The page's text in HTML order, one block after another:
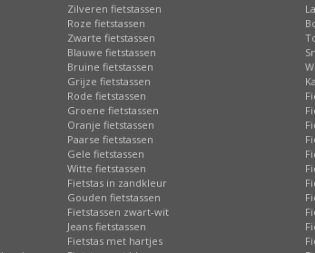
Zilveren fietstassen
Roze fietstassen
Zwarte fietstassen
Blauwe fietstassen
Bruine fietstassen
Grijze fietstassen
Rode fietstassen
Groene fietstassen
Oranje fietstassen
Paarse fietstassen
Gele fietstassen
Witte fietstassen
Fietstas in zandkleur
Gouden fietstassen
Fietstassen zwart-wit
Jeans fietstassen
Fietstas met hartjes